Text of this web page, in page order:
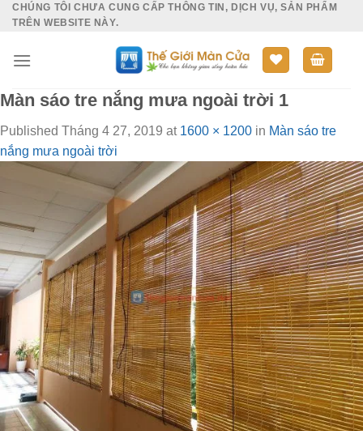
SkipCHÚNG TÔI CHƯA CUNG CẤP THÔNG TIN, DỊCH VỤ, SẢN PHẨM
TRÊN WEBSITE NÀY.
Màn sáo tre nắng mưa ngoài trời 1
Published Tháng 4 27, 2019 at 1600 × 1200 in Màn sáo tre
nắng mưa ngoài trời